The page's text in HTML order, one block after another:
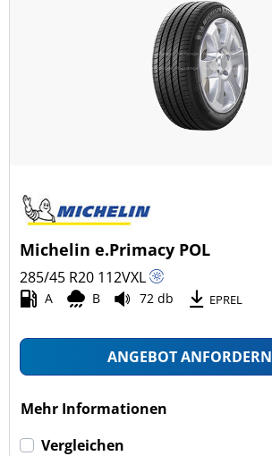
Michelin e.Primacy POL
285/45 R20 112VXL
A B 72 db EPREL
ANGEBOT ANFORDERN
Mehr Informationen
Vergleichen